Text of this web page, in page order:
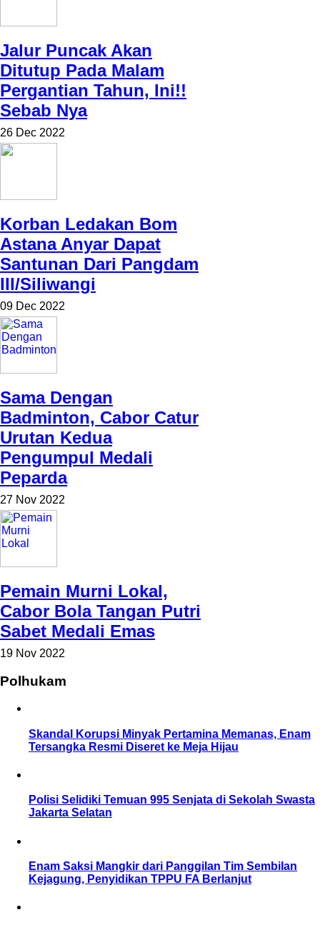
Jalur Puncak Akan
Ditutup Pada Malam
Pergantian Tahun, Ini!!
Sebab Nya
26 Dec 2022
Korban Ledakan Bom
Astana Anyar Dapat
Santunan Dari Pangdam
III/Siliwangi
09 Dec 2022
Sama Dengan
Badminton, Cabor Catur
Urutan Kedua
Pengumpul Medali
Peparda
27 Nov 2022
Pemain Murni Lokal,
Cabor Bola Tangan Putri
Sabet Medali Emas
19 Nov 2022
Polhukam
Skandal Korupsi Minyak Pertamina Memanas, Enam
Tersangka Resmi Diseret ke Meja Hijau
Polisi Selidiki Temuan 995 Senjata di Sekolah Swasta
Jakarta Selatan
Enam Saksi Mangkir dari Panggilan Tim Sembilan
Kejagung, Penyidikan TPPU FA Berlanjut